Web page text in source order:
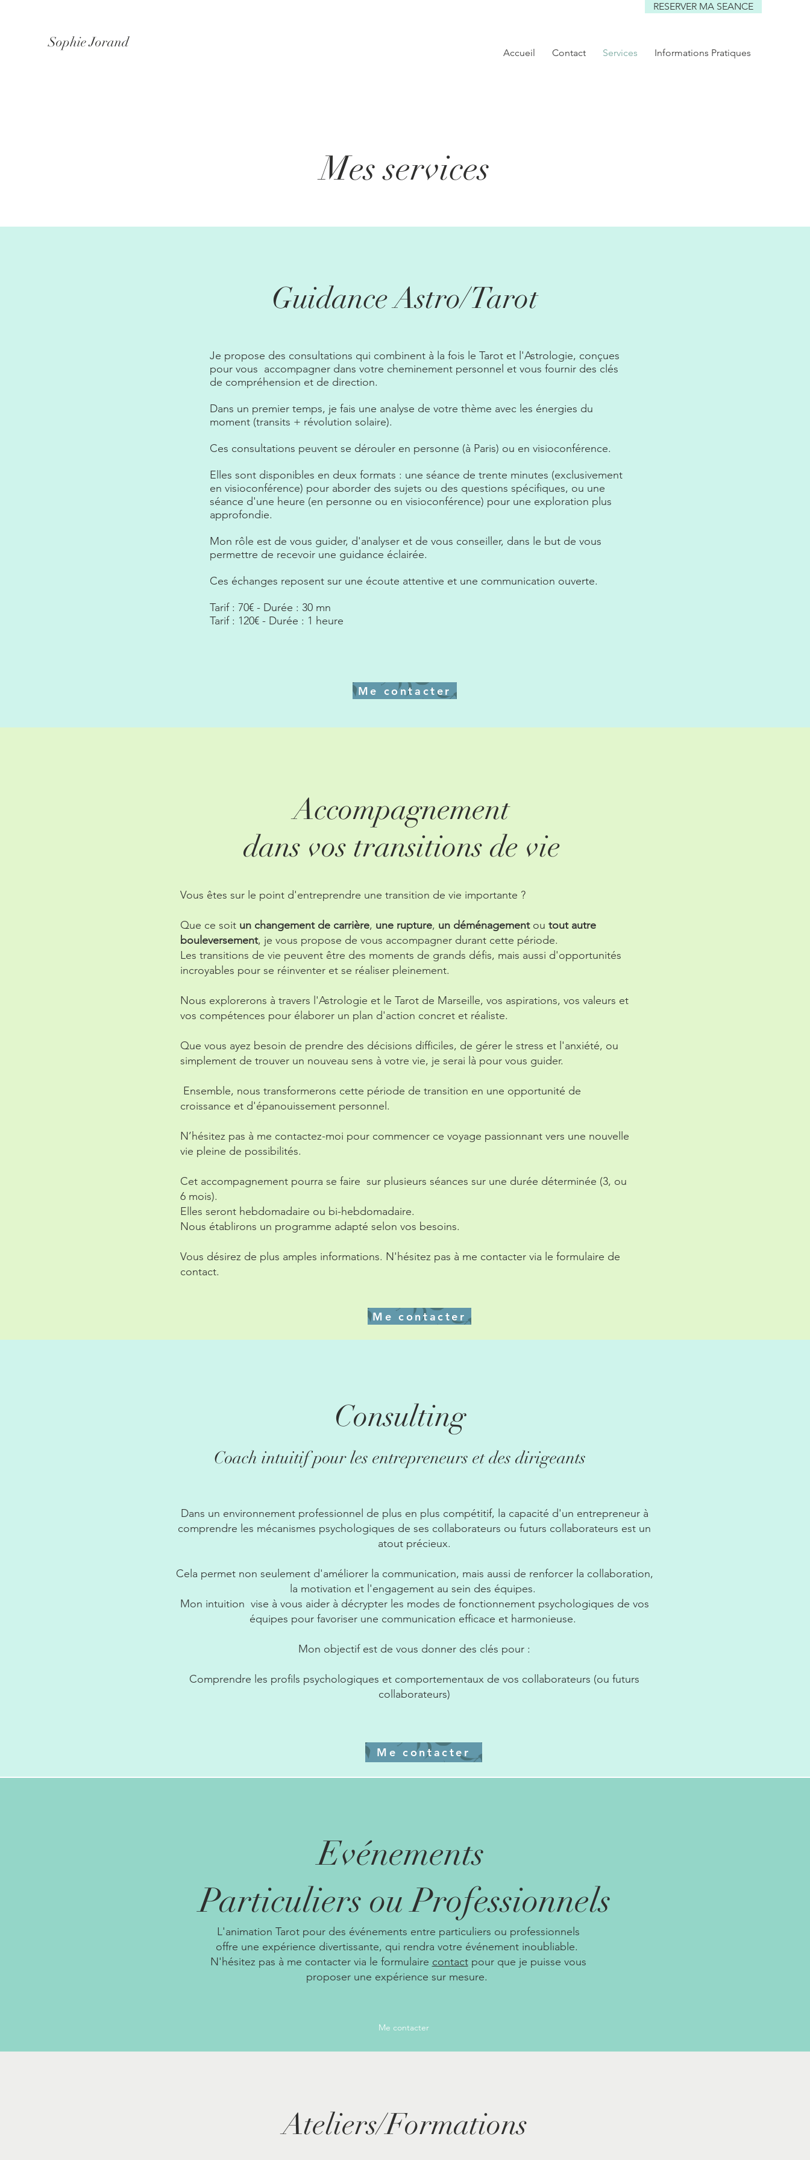
Sophie Jorand
RESERVER MA SEANCE
Accueil Contact Services Informations Pratiques
Mes services
Guidance Astro/Tarot
Je propose des consultations qui combinent à la fois le Tarot et l'Astrologie, conçues
pour vous accompagner dans votre cheminement personnel et vous fournir des clés
de compréhension et de direction.
Dans un premier temps, je fais une analyse de votre thème avec les énergies du
moment (transits + révolution solaire).
Ces consultations peuvent se dérouler en personne (à Paris) ou en visioconférence.
Elles sont disponibles en deux formats : une séance de trente minutes (exclusivement
en visioconférence) pour aborder des sujets ou des questions spécifiques, ou une
séance d'une heure (en personne ou en visioconférence) pour une exploration plus
approfondie.
Mon rôle est de vous guider, d'analyser et de vous conseiller, dans le but de vous
permettre de recevoir une guidance éclairée.
Ces échanges reposent sur une écoute attentive et une communication ouverte.
Tarif : 70€ - Durée : 30 mn
Tarif : 120€ - Durée : 1 heure
Me contacter
Accompagnement
dans vos transitions de vie
Vous êtes sur le point d'entreprendre une transition de vie importante ?
Que ce soit un changement de carrière, une rupture, un déménagement ou tout autre
bouleversement, je vous propose de vous accompagner durant cette période.
Les transitions de vie peuvent être des moments de grands défis, mais aussi d'opportunités
incroyables pour se réinventer et se réaliser pleinement.
Nous explorerons à travers l'Astrologie et le Tarot de Marseille, vos aspirations, vos valeurs et
vos compétences pour élaborer un plan d'action concret et réaliste.
Que vous ayez besoin de prendre des décisions difficiles, de gérer le stress et l'anxiété, ou
simplement de trouver un nouveau sens à votre vie, je serai là pour vous guider.
Ensemble, nous transformerons cette période de transition en une opportunité de
croissance et d'épanouissement personnel.
N’hésitez pas à me contactez-moi pour commencer ce voyage passionnant vers une nouvelle
vie pleine de possibilités.
Cet accompagnement pourra se faire sur plusieurs séances sur une durée déterminée (3, ou
6 mois).
Elles seront hebdomadaire ou bi-hebdomadaire.
Nous établirons un programme adapté selon vos besoins.
Vous désirez de plus amples informations. N'hésitez pas à me contacter via le formulaire de
contact.
Me contacter
Consulting
Coach intuitif pour les entrepreneurs et des dirigeants
Dans un environnement professionnel de plus en plus compétitif, la capacité d'un entrepreneur à
comprendre les mécanismes psychologiques de ses collaborateurs ou futurs collaborateurs est un
atout précieux.
Cela permet non seulement d'améliorer la communication, mais aussi de renforcer la collaboration,
la motivation et l'engagement au sein des équipes.
Mon intuition vise à vous aider à décrypter les modes de fonctionnement psychologiques de vos
équipes pour favoriser une communication efficace et harmonieuse.
Mon objectif est de vous donner des clés pour :
Comprendre les profils psychologiques et comportementaux de vos collaborateurs (ou futurs
collaborateurs)
Me contacter
Evénements
Particuliers ou Professionnels
L'animation Tarot pour des événements entre particuliers ou professionnels
offre une expérience divertissante, qui rendra votre événement inoubliable.
N'hésitez pas à me contacter via le formulaire contactpour que je puisse vous
proposer une expérience sur mesure.
Me contacter
Ateliers/Formations